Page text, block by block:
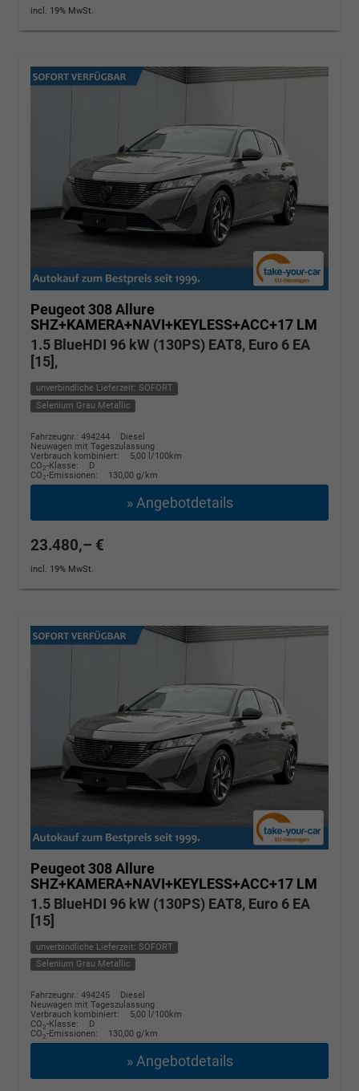
incl. 19% MwSt.
Peugeot 308Allure
SHZ+KAMERA+NAVI+KEYLESS+ACC+17 LM
1.5 BlueHDI 96 kW (130PS) EAT8, Euro 6 EA
[15],
unverbindliche Lieferzeit: SOFORT
Selenium Grau Metallic
Fahrzeugnr.: 494244
Diesel
Neuwagen mit Tageszulassung
Verbrauch kombiniert:
5,00 l/100km
CO2-Klasse:
D
CO2-Emissionen: 130,00 g/km
» Angebotdetails
23.480,– €
incl. 19% MwSt.
Peugeot 308Allure
SHZ+KAMERA+NAVI+KEYLESS+ACC+17 LM
1.5 BlueHDI 96 kW (130PS) EAT8, Euro 6 EA
[15]
unverbindliche Lieferzeit: SOFORT
Selenium Grau Metallic
Fahrzeugnr.: 494245
Diesel
Neuwagen mit Tageszulassung
Verbrauch kombiniert:
5,00 l/100km
CO2-Klasse:
D
CO2-Emissionen: 130,00 g/km
» Angebotdetails